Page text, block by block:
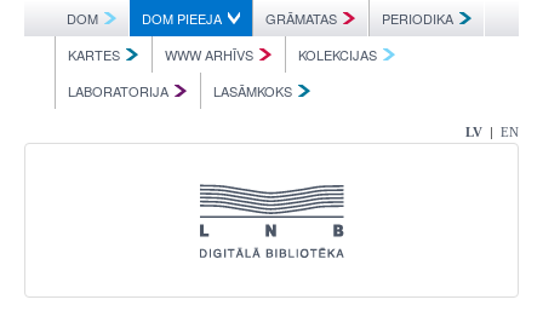
DOM DOM PIEEJA GRĀMATAS
PERIODIKA
KARTES
WWW ARHĪVS
KOLEKCIJAS
LABORATORIJA
LASĀMKOKS
LV | EN